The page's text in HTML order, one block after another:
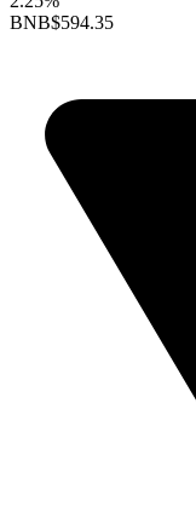
BNB$594.35